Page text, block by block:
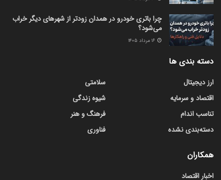
چرا باتری خودرو در همدان زودتر از شهرهای دیگر خراب
می‌شود؟
دسته بندی ها
ارز دیجیتال
اقتصاد و سرمایه
تناسب اندام
دسته‌بندی نشده
سلامتی
شیوه زندگی
فرهنگ و هنر
فناوری
همکاران
اخبار اقتصاد